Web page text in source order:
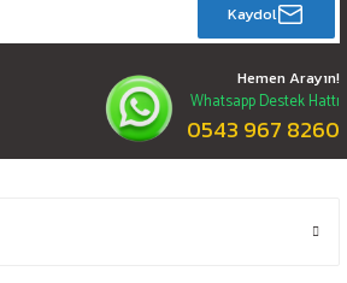
Kaydol
Hemen Arayın!
Whatsapp Destek Hattı
0543 967 8260